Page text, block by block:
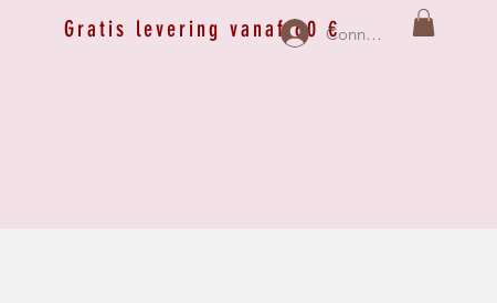
Connexion
Gratis levering vanaf 60 €